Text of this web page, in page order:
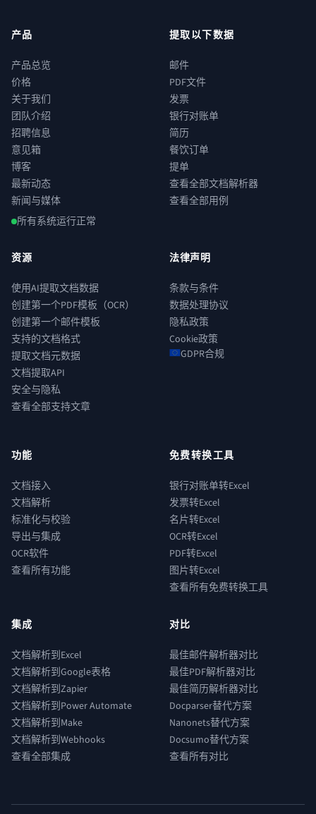
产品
产品总览
价格
关于我们
团队介绍
招聘信息
意见箱
博客
最新动态
新闻与媒体
所有系统运行正常
提取以下数据
邮件
PDF文件
发票
银行对账单
简历
餐饮订单
提单
查看全部文档解析器
查看全部用例
资源
使用AI提取文档数据
创建第一个PDF模板（OCR）
创建第一个邮件模板
支持的文档格式
提取文档元数据
文档提取API
安全与隐私
查看全部支持文章
法律声明
条款与条件
数据处理协议
隐私政策
Cookie政策
GDPR合规
功能
文档接入
文档解析
标准化与校验
导出与集成
OCR软件
查看所有功能
免费转换工具
银行对账单转Excel
发票转Excel
名片转Excel
OCR转Excel
PDF转Excel
图片转Excel
查看所有免费转换工具
集成
文档解析到Excel
文档解析到Google表格
文档解析到Zapier
文档解析到Power Automate
文档解析到Make
文档解析到Webhooks
查看全部集成
对比
最佳邮件解析器对比
最佳PDF解析器对比
最佳简历解析器对比
Docparser替代方案
Nanonets替代方案
Docsumo替代方案
查看所有对比